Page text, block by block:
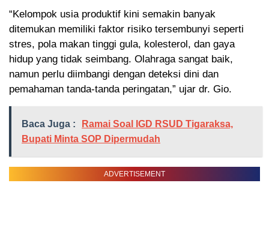
“Kelompok usia produktif kini semakin banyak
ditemukan memiliki faktor risiko tersembunyi seperti
stres, pola makan tinggi gula, kolesterol, dan gaya
hidup yang tidak seimbang. Olahraga sangat baik,
namun perlu diimbangi dengan deteksi dini dan
pemahaman tanda-tanda peringatan,” ujar dr. Gio.
Baca Juga :
Ramai Soal IGD RSUD Tigaraksa,
Bupati Minta SOP Dipermudah
ADVERTISEMENT